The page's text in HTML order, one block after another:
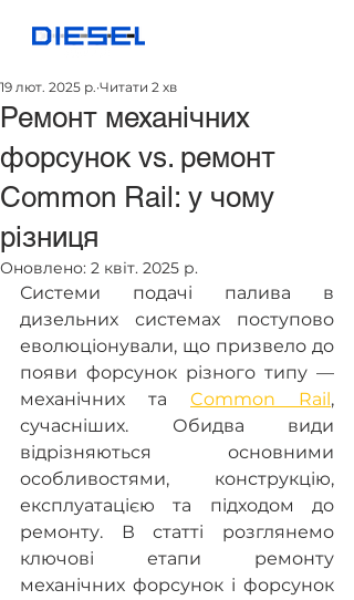
Ремонт механічних
форсунок vs. ремонт
Common Rail: у чому
різниця
19 лют. 2025 р. Читати 2 хв
Оновлено: 2 квіт. 2025 р.
Системи подачі палива в
дизельних системах поступово
еволюціонували, що призвело до
появи форсунок різного типу —
механічних та Common Rail,
сучасніших. Обидва види
відрізняються основними
особливостями, конструкцію,
експлуатацією та підходом до
ремонту. В статті розглянемо
ключові етапи ремонту
механічних форсунок і форсунок